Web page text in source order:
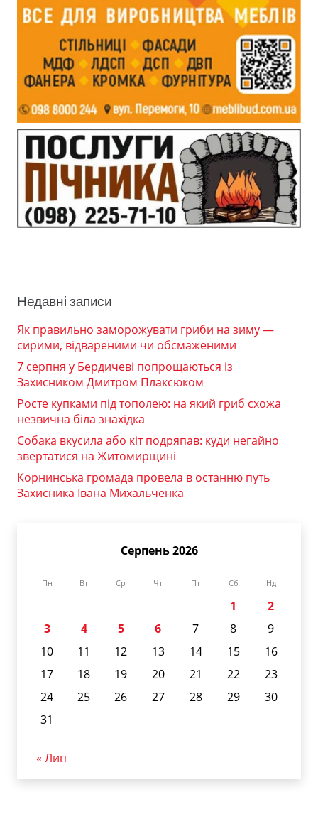
Недавні записи
Як правильно заморожувати гриби на зиму —
сирими, відвареними чи обсмаженими
7 серпня у Бердичеві попрощаються із
Захисником Дмитром Плаксюком
Росте купками під тополею: на який гриб схожа
незвична біла знахідка
Собака вкусила або кіт подряпав: куди негайно
звертатися на Житомирщині
Корнинська громада провела в останню путь
Захисника Івана Михальченка
Серпень 2026
Пн Вт Ср Чт Пт Сб Нд
1
2
3
4 5 6 7 8
9
10
11 12 13 14 15
16
17
18 19 20 21 22
23
24
25 26 27 28 29
30
31
« Лип